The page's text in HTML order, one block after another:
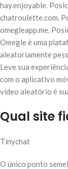
hay.enjoyable.
chatroulette.com.
omegleapp.me.
Omegle é uma
aleatoriamente
Leve sua
com o aplicativo
vídeo aleatório é
Qual site
Tinychat
O único ponto